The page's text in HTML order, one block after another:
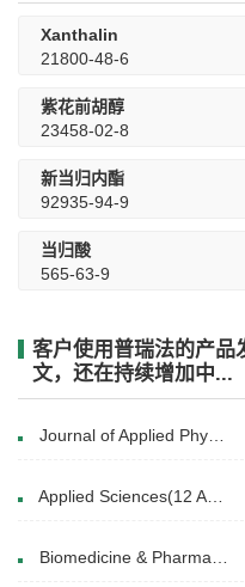
Xanthalin
21800-48-6
紫花前胡醇
23458-02-8
新当归内酯
92935-94-9
当归酸
565-63-9
客户使用普瑞法的产品
文，还在持续增加中...
Journal of Applied Physics( 16 April 2018)
Applied Sciences(12 April 2021)
Biomedicine & Pharmacotherapy(March 2025)